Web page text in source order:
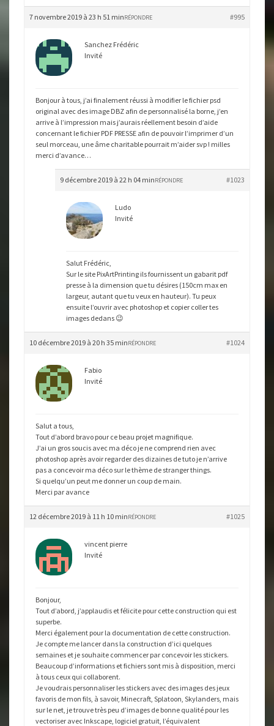
7 novembre 2019 à 23 h 51 min #995
RÉPONDRE
Sanchez Frédéric
Invité
Bonjour à tous, j’ai finalement réussi à modifier le fichier psd
original avec des image DBZ afin de personnalisé la borne, j’en
arrive à l’impression mais j’aurais réellement besoin d’aide
concernant le fichier PDF PRESSE afin de pouvoir l’imprimer d’un
seul morceau, une âme charitable pourrait m’aider svp ! milles
merci d’avance…
9 décembre 2019 à 22 h 04 min #1023
RÉPONDRE
Ludo
Invité
Salut Frédéric,
Sur le site PixArtPrinting ils fournissent un gabarit pdf
presse à la dimension que tu désires (150cm max en
largeur, autant que tu veux en hauteur). Tu peux
ensuite l’ouvrir avec photoshop et copier coller tes
images dedans 😉
10 décembre 2019 à 20 h 35 min #1024
RÉPONDRE
Fabio
Invité
Salut a tous,
Tout d’abord bravo pour ce beau projet magnifique.
J’ai un gros soucis avec ma déco je ne comprend rien avec
photoshop après avoir regarder des dizaines de tuto je n’arrive
pas a concevoir ma déco sur le thème de stranger things.
Si quelqu’un peut me donner un coup de main.
Merci par avance
12 décembre 2019 à 11 h 10 min #1025
RÉPONDRE
vincent pierre
Invité
Bonjour,
Tout d’abord, j’applaudis et félicite pour cette construction qui est
superbe.
Merci également pour la documentation de cette construction.
Je compte me lancer dans la construction d’ici quelques
semaines et je souhaite commencer par concevoir les stickers.
Beaucoup d’informations et fichiers sont mis à disposition, merci
à tous ceux qui collaborent.
Je voudrais personnaliser les stickers avec des images des jeux
favoris de mon fils, à savoir, Minecraft, Splatoon, Skylanders, mais
sur le net, je trouve très peu d’images de bonne qualité pour les
vectoriser avec Inkscape, logiciel gratuit, l’équivalent